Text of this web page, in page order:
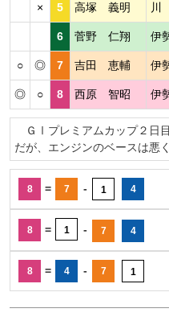
× 5 高塚 義明 川
6 菅野 仁翔 伊
○ ◎ 7 吉田 恵輔 伊
◎ ○ 8 西原 智昭 伊
ＧⅠプレミアムカップ２日
だが、エンジンのベースは悪
8 = 7 - 1 4
8 = 1 - 7 4
8 = 4 - 7 1